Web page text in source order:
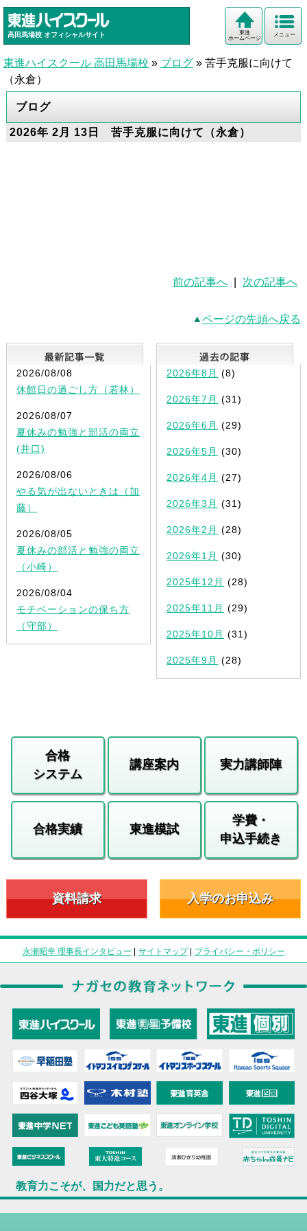
高田馬場校 オフィシャルサイト メニュー
東進
ホームページ
東進ハイスクール 高田馬場校 » ブログ » 苦手克服に向けて
（永倉）
ブログ
2026年 2月 13日 苦手克服に向けて（永倉）
前の記事へ 次の記事へ
ページの先頭へ戻る
最新記事一覧
2026/08/08
休館日の過ごし方（若林）
2026/08/07
夏休みの勉強と部活の両立
(井口)
2026/08/06
やる気が出ないときは（加
藤）
2026/08/05
夏休みの部活と勉強の両立
（小崎）
2026/08/04
モチベーションの保ち方
（守部）
2026年8月 (8)
2026年7月 (31)
2026年6月 (29)
2026年5月 (30)
2026年4月 (27)
2026年3月 (31)
2026年2月 (28)
2026年1月 (30)
2025年12月 (28)
2025年11月 (29)
2025年10月 (31)
2025年9月 (28)
合格
システム
講座案内 実力講師陣
合格実績 東進模試
学費・
申込手続き
資料請求 入学のお申込み
永瀬昭幸 理事長インタビュー | サイトマップ| プライバシー・ポリシー
教育力こそが、国力だと思う。